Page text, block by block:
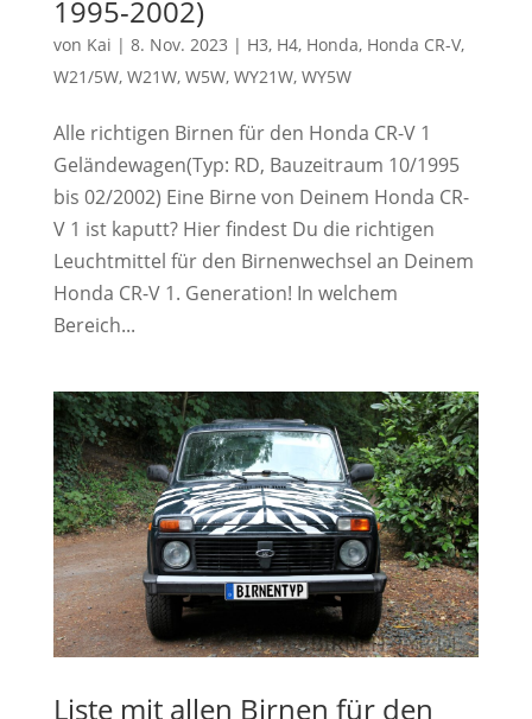
1995-2002)
von Kai | 8. Nov. 2023 | H3, H4, Honda, Honda CR-V,
W21/5W, W21W, W5W, WY21W, WY5W
Alle richtigen Birnen für den Honda CR-V 1
Geländewagen(Typ: RD, Bauzeitraum 10/1995
bis 02/2002) Eine Birne von Deinem Honda CR-
V 1 ist kaputt? Hier findest Du die richtigen
Leuchtmittel für den Birnenwechsel an Deinem
Honda CR-V 1. Generation! In welchem
Bereich...
Liste mit allen Birnen für den